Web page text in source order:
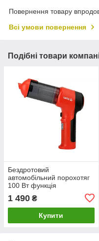
Повернення товару
Всі умови повернення
Подібні товари
Бездротовий
автомобільний порохотяг
100 Вт функція
85686
1 490 ₴
Купити